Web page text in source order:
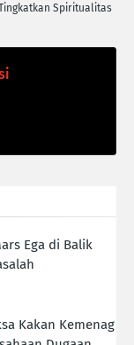
Spiritualitas
Ega di Balik
Kakan Kemenag